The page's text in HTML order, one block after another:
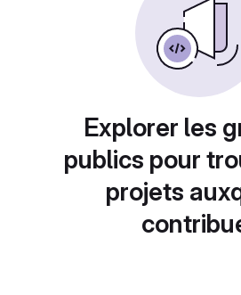
Explorer les
publics pour
projets